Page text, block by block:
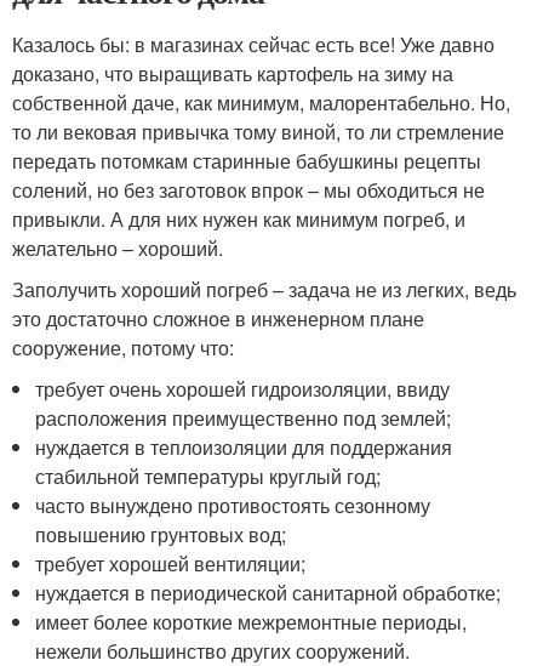
Казалось бы: в магазинах сейчас есть все! Уже давно
доказано, что выращивать картофель на зиму на
собственной даче, как минимум, малорентабельно. Но,
то ли вековая привычка тому виной, то ли стремление
передать потомкам старинные бабушкины рецепты
солений, но без заготовок впрок – мы обходиться не
привыкли. А для них нужен как минимум погреб, и
желательно – хороший.
Заполучить хороший погреб – задача не из легких, ведь
это достаточно сложное в инженерном плане
сооружение, потому что:
требует очень хорошей гидроизоляции, ввиду
расположения преимущественно под землей;
нуждается в теплоизоляции для поддержания
стабильной температуры круглый год;
часто вынуждено противостоять сезонному
повышению грунтовых вод;
требует хорошей вентиляции;
нуждается в периодической санитарной обработке;
имеет более короткие межремонтные периоды,
нежели большинство других сооружений.